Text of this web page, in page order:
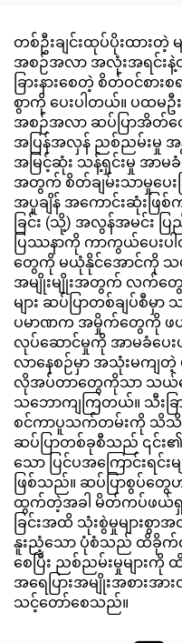
တစ်ဦးချင်းထုပ်ပိုးထား
အစဉ်အလာ အလုံးအရင်းနဲ့
ခြားနားစေတဲ့ စိတ်ဝင်စား
စွာကို ပေးပါတယ်။ ပထမ
အစဉ်အလာ ဆပ်ပြာအိတ်တွ
အပြန်အလှန် ညစ်ညမ်းမှု အန္
အမြင့်ဆုံး သန့်ရှင်းမှု အာ
အတွက် စိတ်ချမ်းသာမှုပေး
အပူချိန် အကောင်းဆုံးဖြ
ခြင်း (သို့) အလွန်အမင်း ပြ
ပြဿနာကို ကာကွယ်ပေးပ
တွေကို မယုံနိုင်အောင်ကို သ
အမျိုးမျိုးအတွက် လက်တွ
များ ဆပ်ပြာတစ်ချပ်စီ
ပမာဏက အမှိုက်တွေကို ဖယ်
လုပ်ဆောင်မှုကို အာမခံပေ
လာနေစဉ်မှာ အသုံးမက
လိုအပ်တာတွေကိုသာ သယ်ဆ
သဘောကျကြတယ်။ သီးခ
စင်ကာပူသက်တမ်းကို သိသိသ
ဆပ်ပြာတစ်ခုစီသည် ၎င်
သော ပြင်ပအကြောင်းရင်း
ဖြစ်သည်။ ဆပ်ပြာစွပ်တွေ
ထွက်တဲ့အခါ မိတ်ကပ်ဖယ်ရှာ
ခြင်းအထိ သုံးစွဲမှုများ
နူးညံ့သော ပုံစံသည် ထိခို
စေပြီး ညစ်ညမ်းမှုများကို
အရေပြားအမျိုးအစားအ
သင့်တော်စေသည်။